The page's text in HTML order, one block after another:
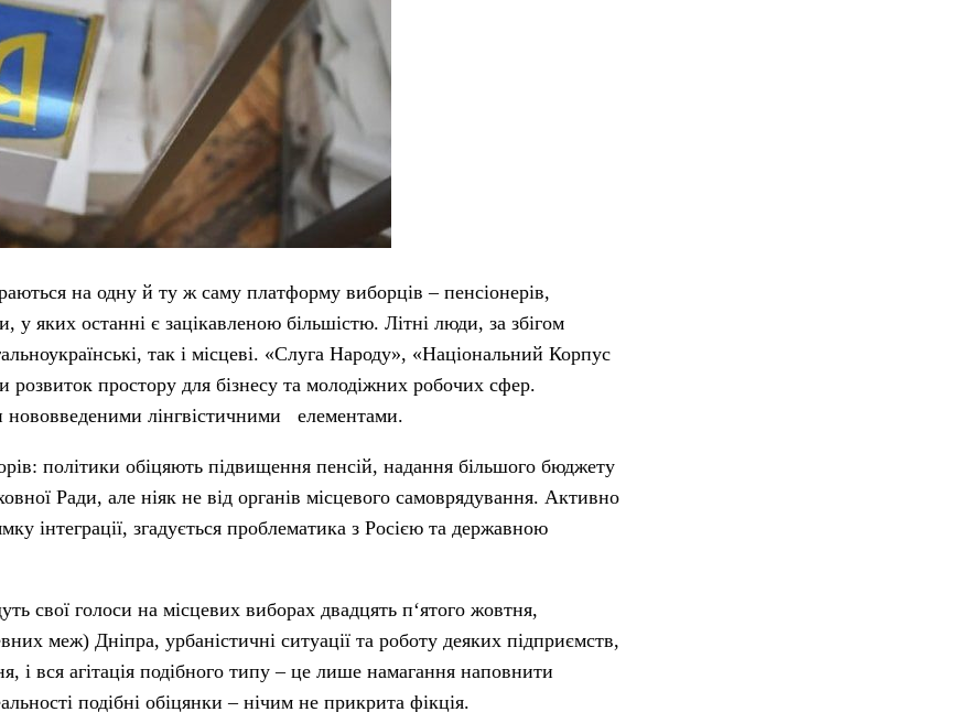
на одну й ту ж саму платформу виборців – пенсіонерів,
яких останні є зацікавленою більшістю. Літні люди, за збігом
так і місцеві. «Слуга Народу», «Національний Корпус
розвиток простору для бізнесу та молодіжних робочих сфер.
лінгвістичними елементами.
політики обіцяють підвищення пенсій, надання більшого бюджету
Ради, але ніяк не від органів місцевого самоврядування. Активно
інтеграції, згадується проблематика з Росією та державною
свої голоси на місцевих виборах двадцять п‘ятого жовтня,
меж) Дніпра, урбаністичні ситуації та роботу деяких підприємств,
і вся агітація подібного типу – це лише намагання наповнити
подібні обіцянки – нічим не прикрита фікція.